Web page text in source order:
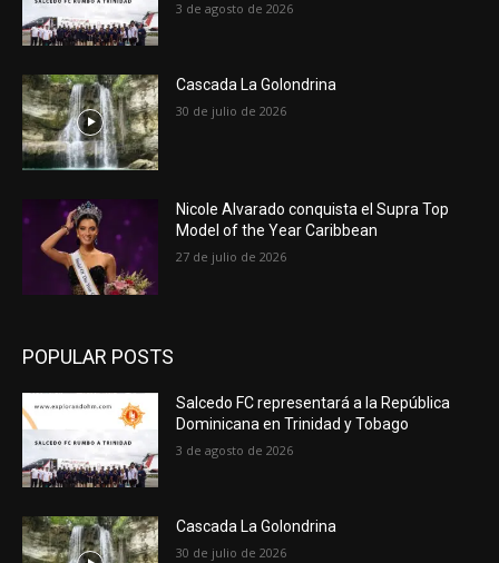
3 de agosto de 2026
Cascada La Golondrina
30 de julio de 2026
Nicole Alvarado conquista el Supra Top
Model of the Year Caribbean
27 de julio de 2026
POPULAR POSTS
Salcedo FC representará a la República
Dominicana en Trinidad y Tobago
3 de agosto de 2026
Cascada La Golondrina
30 de julio de 2026